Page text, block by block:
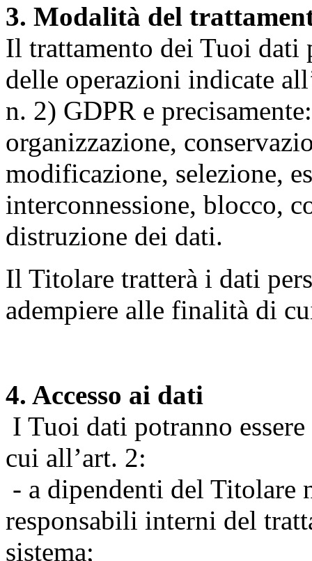
3. Modalità del
Il trattamento dei Tuoi dati
delle operazioni indicate
n. 2) GDPR e
organizzazione,
modificazione, selezione,
interconnessione, blocco,
distruzione dei dati.
Il Titolare tratterà i dati
adempiere alle finalità di
4. Accesso ai dati
I Tuoi dati potranno
cui all’art. 2:
- a dipendenti del Titolare
responsabili interni del
sistema;